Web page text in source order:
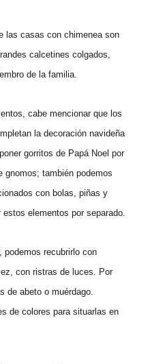
las casas con chimenea son
calcetines colgados,
de la familia.
cabe mencionar que los
la decoración navideña
gorritos de Papá Noel por
gnomos; también podemos
con bolas, piñas y
elementos por separado.
podemos recubrirlo con
con ristras de luces. Por
de abeto o muérdago.
de colores para situarlas en